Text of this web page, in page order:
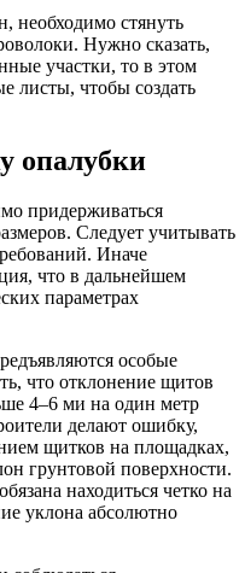
необходимо стянуть
Нужно сказать,
участки, то в этом
листы, чтобы создать
опалубки
придерживаться
Следует учитывать
Иначе
что в дальнейшем
параметрах
особые
что отклонение щитов
4–6 ми на один метр
делают ошибку,
щитков на площадках,
грунтовой поверхности.
находиться четко на
уклона абсолютно